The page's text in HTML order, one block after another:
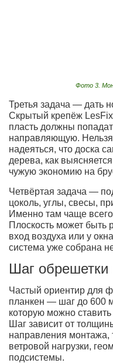
Фото 3.
Третья задача — дать
Скрытый крепёж
пласть должны
направляющую. Нельзя
надеяться, что доска
дерева, как
чужую экономию на
Четвёртая задача —
цоколь, углы, свесы,
Именно там чаще
Плоскость может быть
вход воздуха или у
система уже собрана
Шаг обрешетки
Частый ориентир для
планкен — шаг до 600
которую можно
Шаг зависит от
направления монтажа,
ветровой нагрузки,
подсистемы.